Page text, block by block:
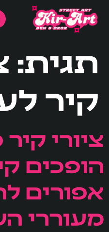
לתוכן
תגית:
קיר
ציורי
הופכים
אפורים
מעוררי